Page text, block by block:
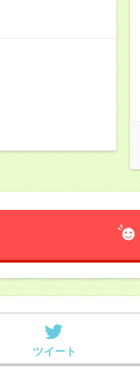
ツイート